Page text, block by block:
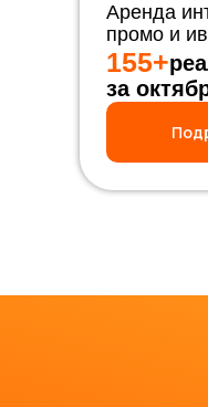
Аренда
промо и
155+
за